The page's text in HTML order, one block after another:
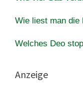
Wie liest man die
Welches Deo
Anzeige